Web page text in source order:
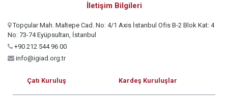
İletişim Bilgileri
Topçular Mah. Maltepe Cad. No: 4/1 Axis İstanbul Ofis B-2 Blok Kat: 4
No: 73-74 Eyüpsultan, İstanbul
+90 212 544 96 00
info@igiad.org.tr
Çatı Kuruluş Kardeş Kuruluşlar